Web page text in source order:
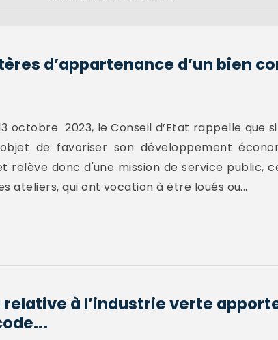
d’appartenance d’un bien
octobre 2023, le Conseil d’Etat rappelle
de favoriser son développement
relève donc d'une mission de service public,
ateliers, qui ont vocation à être loués ou...
relative à l’industrie verte